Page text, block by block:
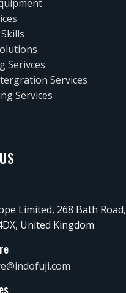
Serivces
Services
Services
Limited, 268 Bath Road,
United Kingdom